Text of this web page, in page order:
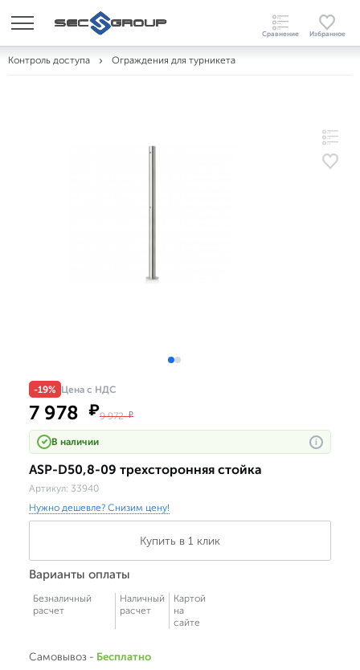
Контроль доступа Ограждения для турникета
-19% Цена с НДС
7 978 ₽9 972₽
В наличии i
ASP-D50,8-09 трехсторонняя стойка
Артикул: 33940
Нужно дешевле? Снизим цену!
Купить в 1 клик
Варианты оплаты
Безналичный
расчет
Наличный
расчет
Картой
на
сайте
Самовывоз - Бесплатно